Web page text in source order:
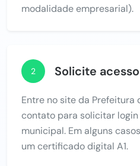
modalidade empresarial).
2 Solicite
Entre no site da Prefeitura
contato para solicitar
municipal. Em alguns
um certificado digital A1.